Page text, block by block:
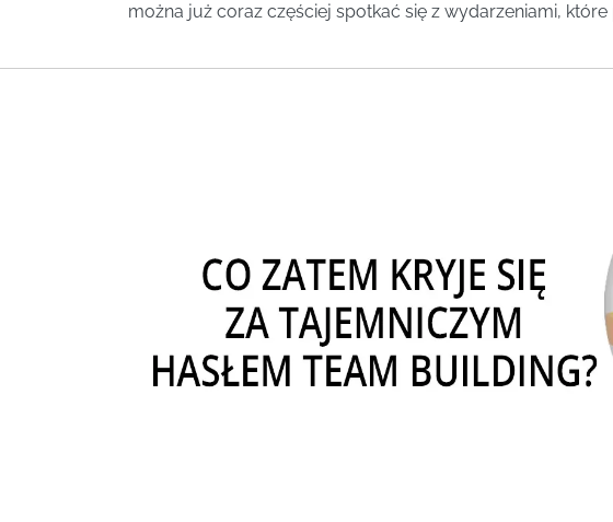
można już coraz częściej spotkać się z wydarzeniami,